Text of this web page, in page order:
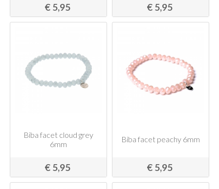
€ 5,95 € 5,95
Biba facet cloud grey
6mm
€ 5,95
Biba facet peachy 6mm
€ 5,95